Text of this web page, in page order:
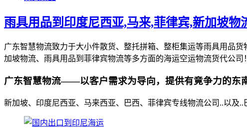
雨具用品到印度尼西亚,马来,菲律宾,新加坡物
广东智慧物流致力于大小件散货、整托拼箱、整柜集运等雨具用品
加坡物流、雨具用品到菲律宾物流等多方面的海运空运物流货代公司！
广东智慧物流——以客户需求为导向，提供有竟争力的东
新加坡、印度尼西亚、马来西亚、巴西、菲律宾专线物流公司..以及